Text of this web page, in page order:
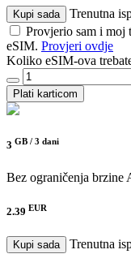
Kupi sada
Trenutna
Provjerio sam i moj
eSIM. Provjeri ovdje
Koliko eSIM-ova
Plati karticom
3 GB / 3 dani
Bez ograničenja brzine
2.39 EUR
Kupi sada
Trenutna